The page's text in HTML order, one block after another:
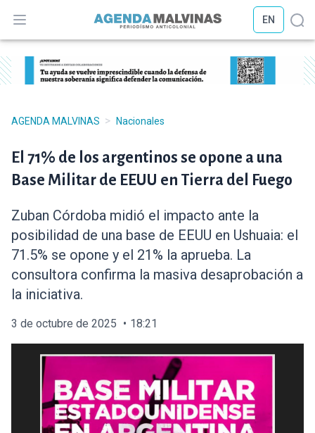
Abrir menú
EN
AGENDA MALVINAS > Nacionales
El 71% de los argentinos se opone a una
Base Militar de EEUU en Tierra del Fuego
Zuban Córdoba midió el impacto ante la
posibilidad de una base de EEUU en Ushuaia: el
71.5% se opone y el 21% la aprueba. La
consultora confirma la masiva desaprobación a
la iniciativa.
3 de octubre de 2025 18:21